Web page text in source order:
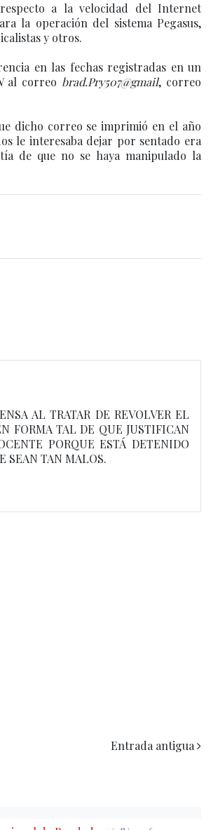
a la velocidad del Internet
la operación del sistema Pegasus,
y otros.
en las fechas registradas en un
al correo brad.Pry507@gmail, correo
dicho correo se imprimió en el año
le interesaba dejar por sentado era
de que no se haya manipulado la
AL TRATAR DE REVOLVER EL
FORMA TAL DE QUE JUSTIFICAN
PORQUE ESTÁ DETENIDO
SEAN TAN MALOS.
Entrada antigua